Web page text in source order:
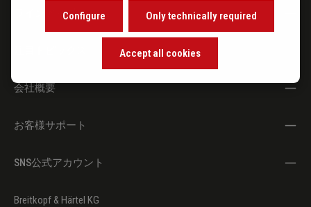
ラインアップ
会社概要
お客様サポート
SNS公式アカウント
Breitkopf & Härtel KG
Only technically required
Configure
Accept all cookies